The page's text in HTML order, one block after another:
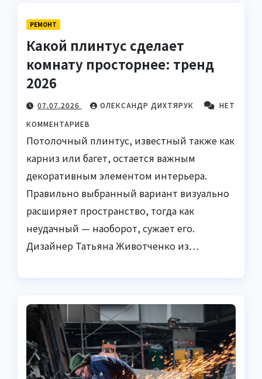
РЕМОНТ
Какой плинтус сделает
комнату просторнее: тренд
2026
07.07.2026 ОЛЕКСАНДР ДИХТЯРУК
НЕТ
КОММЕНТАРИЕВ
Потолочный плинтус, известный также как
карниз или багет, остается важным
декоративным элементом интерьера.
Правильно выбранный вариант визуально
расширяет пространство, тогда как
неудачный — наоборот, сужает его.
Дизайнер Татьяна Животченко из…